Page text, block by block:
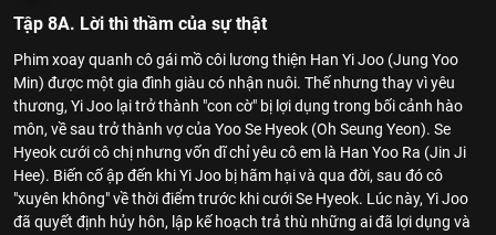
Tập 8A. Lời thì thầm của sự thật
Phim xoay quanh cô gái mồ côi lương thiện Han Yi Joo (Jung Yoo
Min) được một gia đình giàu có nhận nuôi. Thế nhưng thay vì yêu
thương, Yi Joo lại trở thành "con cờ" bị lợi dụng trong bối cảnh hào
môn, về sau trở thành vợ của Yoo Se Hyeok (Oh Seung Yeon). Se
Hyeok cưới cô chị nhưng vốn dĩ chỉ yêu cô em là Han Yoo Ra (Jin Ji
Hee). Biến cố ập đến khi Yi Joo bị hãm hại và qua đời, sau đó cô
"xuyên không" về thời điểm trước khi cưới Se Hyeok. Lúc này, Yi Joo
đã quyết định hủy hôn, lập kế hoạch trả thù những ai đã lợi dụng và